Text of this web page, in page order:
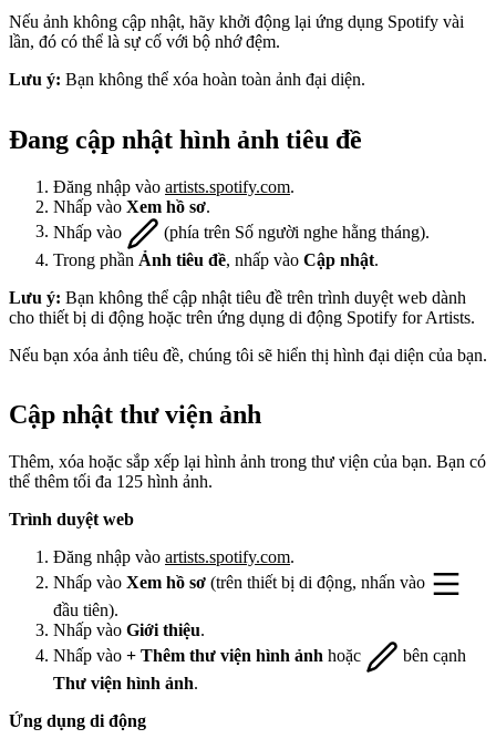
Nếu ảnh không cập nhật, hãy khởi động lại ứng dụng Spotify vài
lần, đó có thể là sự cố với bộ nhớ đệm.
Lưu ý: Bạn không thể xóa hoàn toàn ảnh đại diện.
Đang cập nhật hình ảnh tiêu đề
Đăng nhập vào artists.spotify.com.
Nhấp vào Xem hồ sơ.
Nhấp vào
(phía trên Số người nghe hằng tháng).
Trong phần Ảnh tiêu đề, nhấp vào Cập nhật.
Lưu ý: Bạn không thể cập nhật tiêu đề trên trình duyệt web dành
cho thiết bị di động hoặc trên ứng dụng di động Spotify for Artists.
Nếu bạn xóa ảnh tiêu đề, chúng tôi sẽ hiển thị hình đại diện của bạn.
Cập nhật thư viện ảnh
Thêm, xóa hoặc sắp xếp lại hình ảnh trong thư viện của bạn. Bạn có
thể thêm tối đa 125 hình ảnh.
Trình duyệt web
Đăng nhập vào artists.spotify.com.
Nhấp vào Xem hồ sơ (trên thiết bị di động, nhấn vào
đầu tiên).
Nhấp vào Giới thiệu.
Nhấp vào + Thêm thư viện hình ảnh hoặc
bên cạnh
Thư viện hình ảnh.
Ứng dụng di động